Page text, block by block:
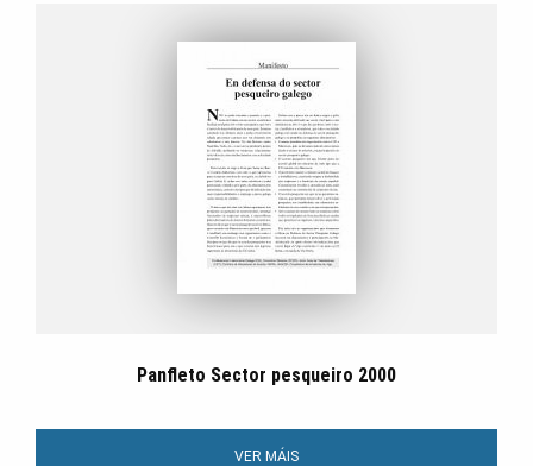
Panfleto Sector pesqueiro 2000
VER MÁIS